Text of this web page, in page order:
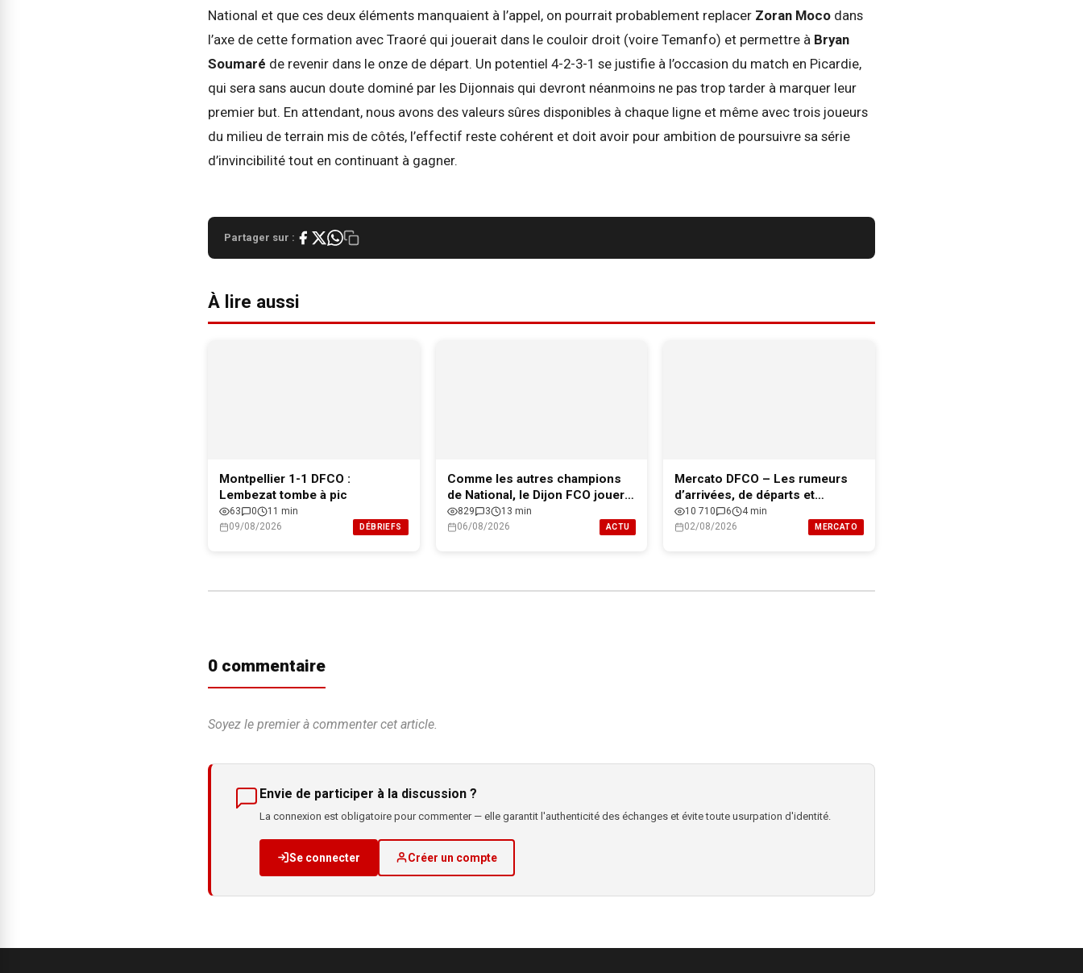
National et que ces deux éléments manquaient à l’appel, on pourrait probablement replacer Zoran Moco dans
l’axe de cette formation avec Traoré qui jouerait dans le couloir droit (voire Temanfo) et permettre à Bryan
Soumaré de revenir dans le onze de départ. Un potentiel 4-2-3-1 se justifie à l’occasion du match en Picardie,
qui sera sans aucun doute dominé par les Dijonnais qui devront néanmoins ne pas trop tarder à marquer leur
premier but. En attendant, nous avons des valeurs sûres disponibles à chaque ligne et même avec trois joueurs
du milieu de terrain mis de côtés, l’effectif reste cohérent et doit avoir pour ambition de poursuivre sa série
d’invincibilité tout en continuant à gagner.
Partager sur :
À lire aussi
Montpellier 1-1 DFCO :
Lembezat tombe à pic
63 0
11 min
09/08/2026
DÉBRIEFS
Comme les autres champions
de National, le Dijon FCO jouera
le maintien en Ligue 2
829 3
13 min
06/08/2026
ACTU
Mercato DFCO – Les rumeurs
d’arrivées, de départs et
l’effectif professionnel de Dijon
pour 2026-2027
10 710 6
4 min
02/08/2026
MERCATO
0 commentaire
Soyez le premier à commenter cet article.
Envie de participer à la discussion ?
La connexion est obligatoire pour commenter — elle garantit l'authenticité des échanges et évite toute usurpation d'identité.
Se connecter Créer un compte